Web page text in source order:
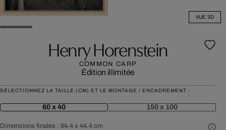
VUE 3D
Henry Horenstein
COMMON CARP
Édition illimitée
SÉLECTIONNEZ LA TAILLE (CM) ET LE MONTAGE / ENCADREMENT :
60 x 40 150 x 100
Dimensions finales : 64.4 x 44.4 cm